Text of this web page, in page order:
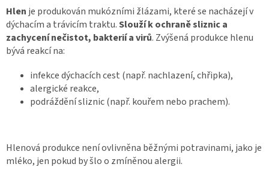
Hlen je produkován mukózními žlázami, které se nacházejí v
dýchacím a trávicím traktu.Slouží kochraně sliznic a
zachycení nečistot, bakterií a virů. Zvýšená produkce hlenu
bývá reakcí na:
infekce dýchacích cest (např. nachlazení, chřipka),
alergické reakce,
podráždění sliznic (např. kouřem nebo prachem).
Hlenová produkce není ovlivněna běžnými potravinami, jako je
mléko, jen pokud by šlo o zmíněnou alergii.